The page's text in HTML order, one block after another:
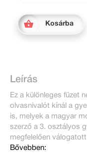
Kosárba
Leírás
Ez a különleges füzet
olvasnivalót kínál a
is, melyek a magyar
szerző a 3. osztályos
megfelelően
Bővebben: